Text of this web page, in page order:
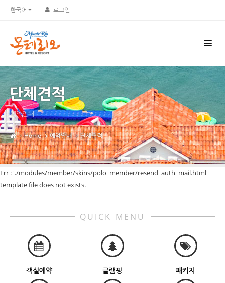
한국어 로그인
단체견적
예약안내
Home 예약안내 단체견적
Err : './modules/member/skins/polo_member/resend_auth_mail.html'
template file does not exists.
QUICK MENU
객실예약 글램핑 패키지